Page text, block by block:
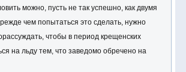
можно, пусть не так успешно, как двумя
чем попытаться это сделать, нужно
чтобы в период крещенских
на льду тем, что заведомо обречено на